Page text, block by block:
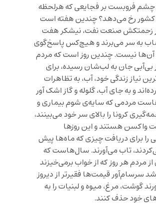
چشم فرو‌بست بر فجایعی که هرلحظه
کشور رخ می‌دهد؟ چندین هفته است
زحمتکش صنعت نفت، نیشکر هفت
به سر می‌برند و هیچ‌کس پاسخ‌گوی
آن‌ها نیست. چندین روز است که مردم
بی‌آبی جان به لب‌شان رسیده، برای
نیاز زندگی خود، آب، به تظاهرات
و به جای آب، گلوله و گاز اشک آور
مردمی که سایه‌ی شوم بیماری و
کرونا را بالای سر خود می‌بینند،
واکسن هستند و این روزها
برای دریافت چیزی که ماه‌ها پیش
تاب می‌آورند. سال‌هاست که
مردم هر روز که از خواب برمی‌خیزند
سرسام‌آور قیمت‌ها فقیرتر از دیروز
گوشت، مرغ‌، میوه و لبنیات را به
خود حذف کنند.